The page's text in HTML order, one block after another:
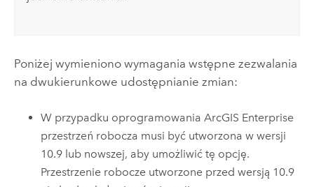
Poniżej wymieniono wymagania wstępne zezwalania
na dwukierunkowe udostępnianie zmian:
W przypadku oprogramowaniaArcGIS Enterprise
przestrzeń robocza musi być utworzona w wersji
10.9 lub nowszej, aby umożliwić tę opcję.
Przestrzenie robocze utworzone przed wersją 10.9